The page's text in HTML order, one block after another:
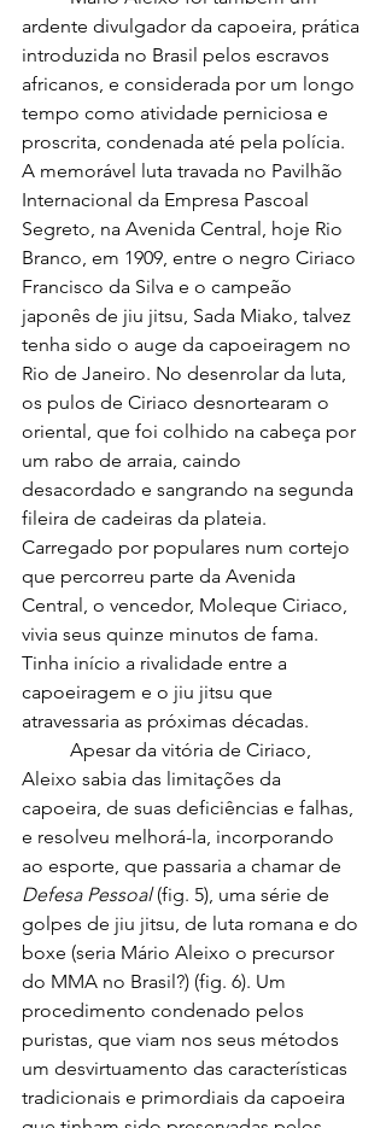
ardente divulgador da capoeira, prática
introduzida no Brasil pelos escravos
africanos, e considerada por um longo
tempo como atividade perniciosa e
proscrita, condenada até pela polícia.
A memorável luta travada no Pavilhão
Internacional da Empresa Pascoal
Segreto, na Avenida Central, hoje Rio
Branco, em 1909, entre o negro Ciriaco
Francisco da Silva e o campeão
japonês de jiu jitsu, Sada Miako, talvez
tenha sido o auge da capoeiragem no
Rio de Janeiro. No desenrolar da luta,
os pulos de Ciriaco desnortearam o
oriental, que foi colhido na cabeça por
um rabo de arraia, caindo
desacordado e sangrando na segunda
fileira de cadeiras da plateia.
Carregado por populares num cortejo
que percorreu parte da Avenida
Central, o vencedor, Moleque Ciriaco,
vivia seus quinze minutos de fama.
Tinha início a rivalidade entre a
capoeiragem e o jiu jitsu que
atravessaria as próximas décadas.
Aleixo sabia das limitações da
capoeira, de suas deficiências e falhas,
e resolveu melhorá-la, incorporando
ao esporte, que passaria a chamar de
Defesa Pessoal (fig. 5), uma série de
golpes de jiu jitsu, de luta romana e do
boxe (seria Mário Aleixo o precursor
do MMA no Brasil?) (fig. 6). Um
procedimento condenado pelos
puristas, que viam nos seus métodos
um desvirtuamento das características
tradicionais e primordiais da capoeira